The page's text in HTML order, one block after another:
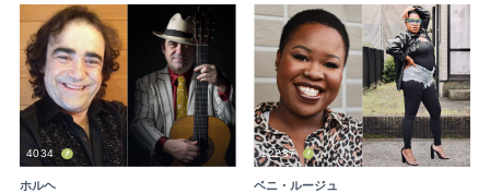
4034
ホルヘ
12287
ベニ・ルージュ